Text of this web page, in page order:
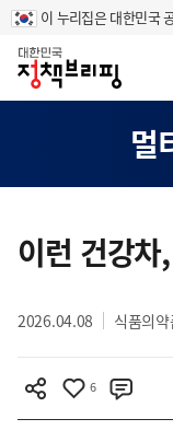
이 누리집은 대한민국
홈
멀
텐
츠
역
이런 건강
2026.04.08 식품의
6